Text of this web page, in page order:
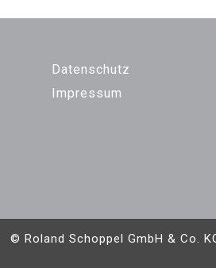
Datenschutz
Impressum
© Roland Schoppel GmbH & Co.